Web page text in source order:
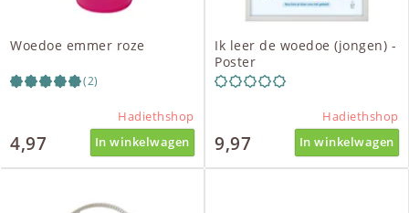
Woedoe emmer roze
(2)
Hadiethshop
4,97 In winkelwagen
Ik leer de woedoe (jongen) -
Poster
Hadiethshop
9,97 In winkelwagen